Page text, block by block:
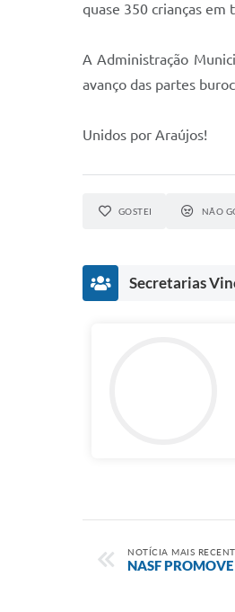
quase 350 crianças em
A Administração
avanço das partes
Unidos por Araújos!
GOSTEI NÃO
Secretarias
NOTÍCIA MAIS
NASF